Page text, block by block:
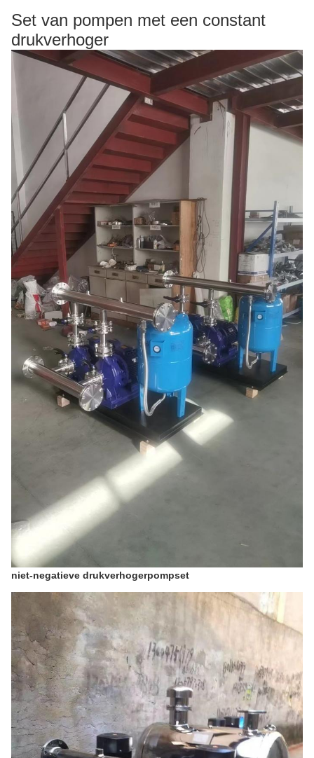
Set van pompen met een constant
drukverhoger
niet-negatieve drukverhogerpompset